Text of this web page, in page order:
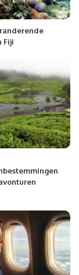
Fiji